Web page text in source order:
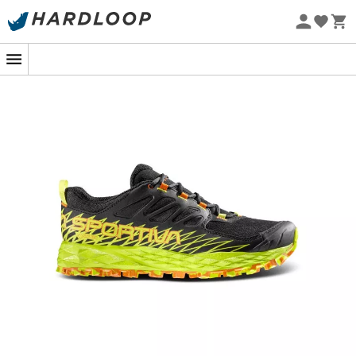
Letnie promocje 🔥 -5% DODATKOWO przy zakupie 2